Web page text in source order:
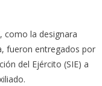
como la designara
fueron entregados por
del Ejército (SIE) a